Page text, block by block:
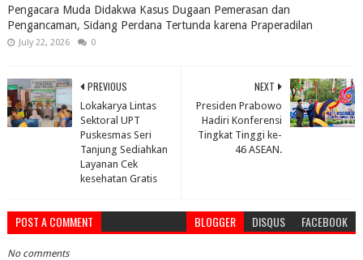
Pengacara Muda Didakwa Kasus Dugaan Pemerasan dan
Pengancaman, Sidang Perdana Tertunda karena Praperadilan
July 22, 2026 0
NEXT
Presiden Prabowo
Hadiri Konferensi
Tingkat Tinggi ke-
46 ASEAN.
PREVIOUS
Lokakarya Lintas
Sektoral UPT
Puskesmas Seri
Tanjung Sediahkan
Layanan Cek
kesehatan Gratis
POST A COMMENT BLOGGER DISQUS FACEBOOK
No comments